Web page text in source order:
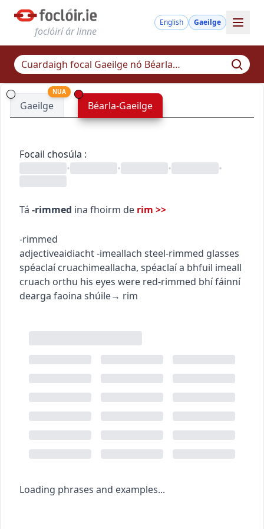
foclóirí ár linne
English Gaeilge
Gaeilge
NUA
Béarla-Gaeilge
Focail chosúla :
•
• • •
Tá -rimmed ina fhoirm de rim >>
-rimmed
adjectiveaidiacht-imeallach steel-rimmed glasses
spéaclaí cruachimeallacha, spéaclaí a bhfuil imeall
cruach orthu his eyes were red-rimmed bhí fáinní
dearga faoina shúile→ rim
Loading phrases and examples...